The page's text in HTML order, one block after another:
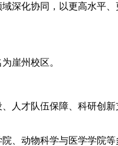
深化协同，以更高水平
崖州校区。
人才队伍保障、科研创
、动物科学与医学学院